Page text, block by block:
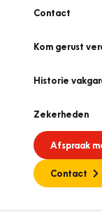
Contact
Kom gerust
Historie
Zekerheden
Afspraak
Contact